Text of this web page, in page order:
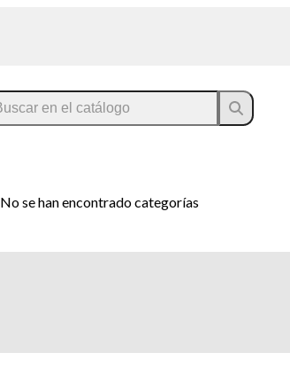
No se han encontrado categorías